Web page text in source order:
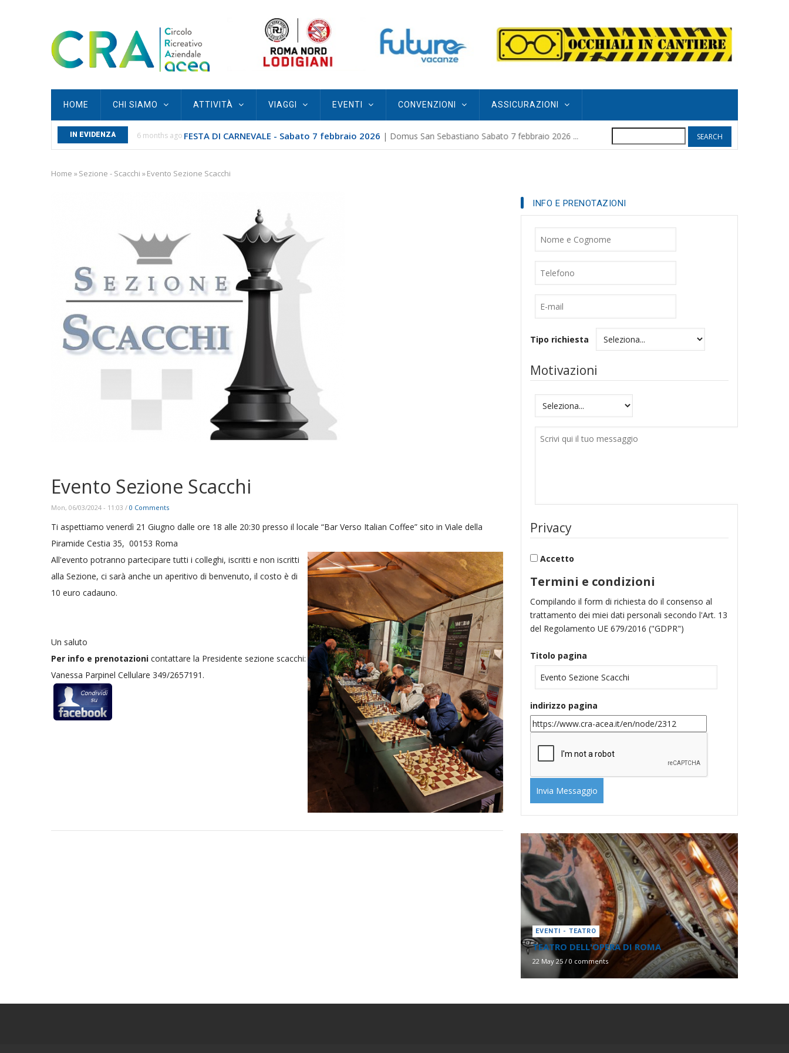
Main
navigation
HOME CHI SIAMO ATTIVITÀ VIAGGI EVENTI CONVENZIONI ASSICURAZIONI
IN EVIDENZA
SEBASTIANO... 6 months ago FESTA DI CARNEVALE - Sabato 7 febbraio 2026 | Domus San Sebastiano Sabato 7 febbraio 2026 ... 8 months agoPOGGIO GRIFO
Breadcrumb
Home »Sezione - Scacchi »Evento Sezione Scacchi
Evento Sezione Scacchi
Mon, 06/03/2024 - 11:03 / 0 Comments
Ti aspettiamo venerdì 21 Giugno dalle ore 18 alle 20:30 presso il locale “Bar Verso Italian Coffee” sito in Viale della
Piramide Cestia 35, 00153 Roma
All'evento potranno partecipare tutti i colleghi, iscritti e non iscritti
alla Sezione, ci sarà anche un aperitivo di benvenuto, il costo è di
10 euro cadauno.
Un saluto
Per info e prenotazioni contattare la Presidente sezione scacchi:
Vanessa Parpinel Cellulare 349/2657191.
INFO E PRENOTAZIONI
Nome
Telefono
Tipo richiesta
Motivazioni
Motivazioni
Messaggio
Privacy
Accetto
Termini e condizioni
Compilando il form di richiesta do il consenso al
trattamento dei miei dati personali secondo l'Art. 13
del Regolamento UE 679/2016 ("GDPR")
Titolo pagina
indirizzo pagina
EVENTI - TEATRO
TEATRO DELL'OPERA DI ROMA
22 May 25 / 0 comments